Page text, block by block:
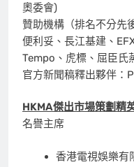
奧委會)
贊助機構（排名不分先
便利妥、長江基建、
Tempo、虎標、屈臣氏
官方新聞稿釋出夥伴：
HKMA傑出市場策劃精
名譽主席
香港電視娛樂有